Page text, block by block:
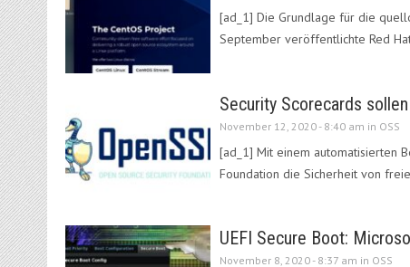
[ad_1] Die Grundlage für die
September veröffentlichte Red
Security Scorecards
November 12, 2020 - 8:40 am in OSS
[ad_1] Mit einem automatisierten
Foundation die Sicherheit von
UEFI Secure Boot:
November 8, 2020 - 8:37 am in OSS